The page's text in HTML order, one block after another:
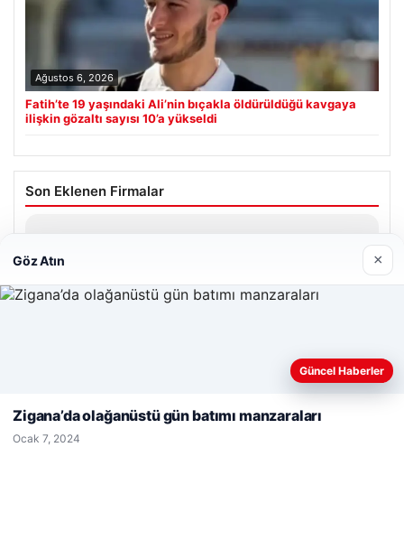
Ağustos 6, 2026
Fatih’te 19 yaşındaki Ali’nin bıçakla öldürüldüğü kavgaya
ilişkin gözaltı sayısı 10’a yükseldi
Son Eklenen Firmalar
Nisan 29, 2026
Web sitemizi nasıl kullandığınızı daha iyi anlayabilmek,
deneyiminizi kişiselleştirmek ve geliştirmek amacıyla çerezler
Kabul Et
Göz Atın ×
Güncel Haberler
Zigana’da olağanüstü gün batımı manzaraları
Ocak 7, 2024